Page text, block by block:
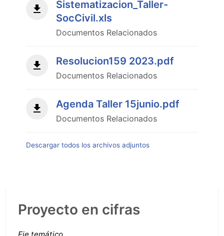
Sistematizacion_Taller-
SocCivil.xls
Documentos Relacionados
Resolucion159 2023.pdf
Documentos Relacionados
Agenda Taller 15junio.pdf
Documentos Relacionados
Descargar todos los archivos adjuntos
Proyecto en cifras